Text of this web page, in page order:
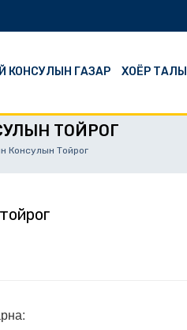
КОНСУЛЫН ГАЗАР ХОЁР
ТОЙРОГ
Консулын Тойрог